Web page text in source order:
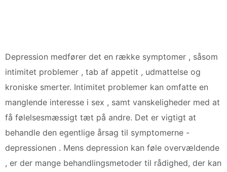
Depression medfører det en række symptomer , såsom
intimitet problemer , tab af appetit , udmattelse og
kroniske smerter. Intimitet problemer kan omfatte en
manglende interesse i sex , samt vanskeligheder med at
få følelsesmæssigt tæt på andre. Det er vigtigt at
behandle den egentlige årsag til symptomerne -
depressionen . Mens depression kan føle overvældende
, er der mange behandlingsmetoder til rådighed, der kan